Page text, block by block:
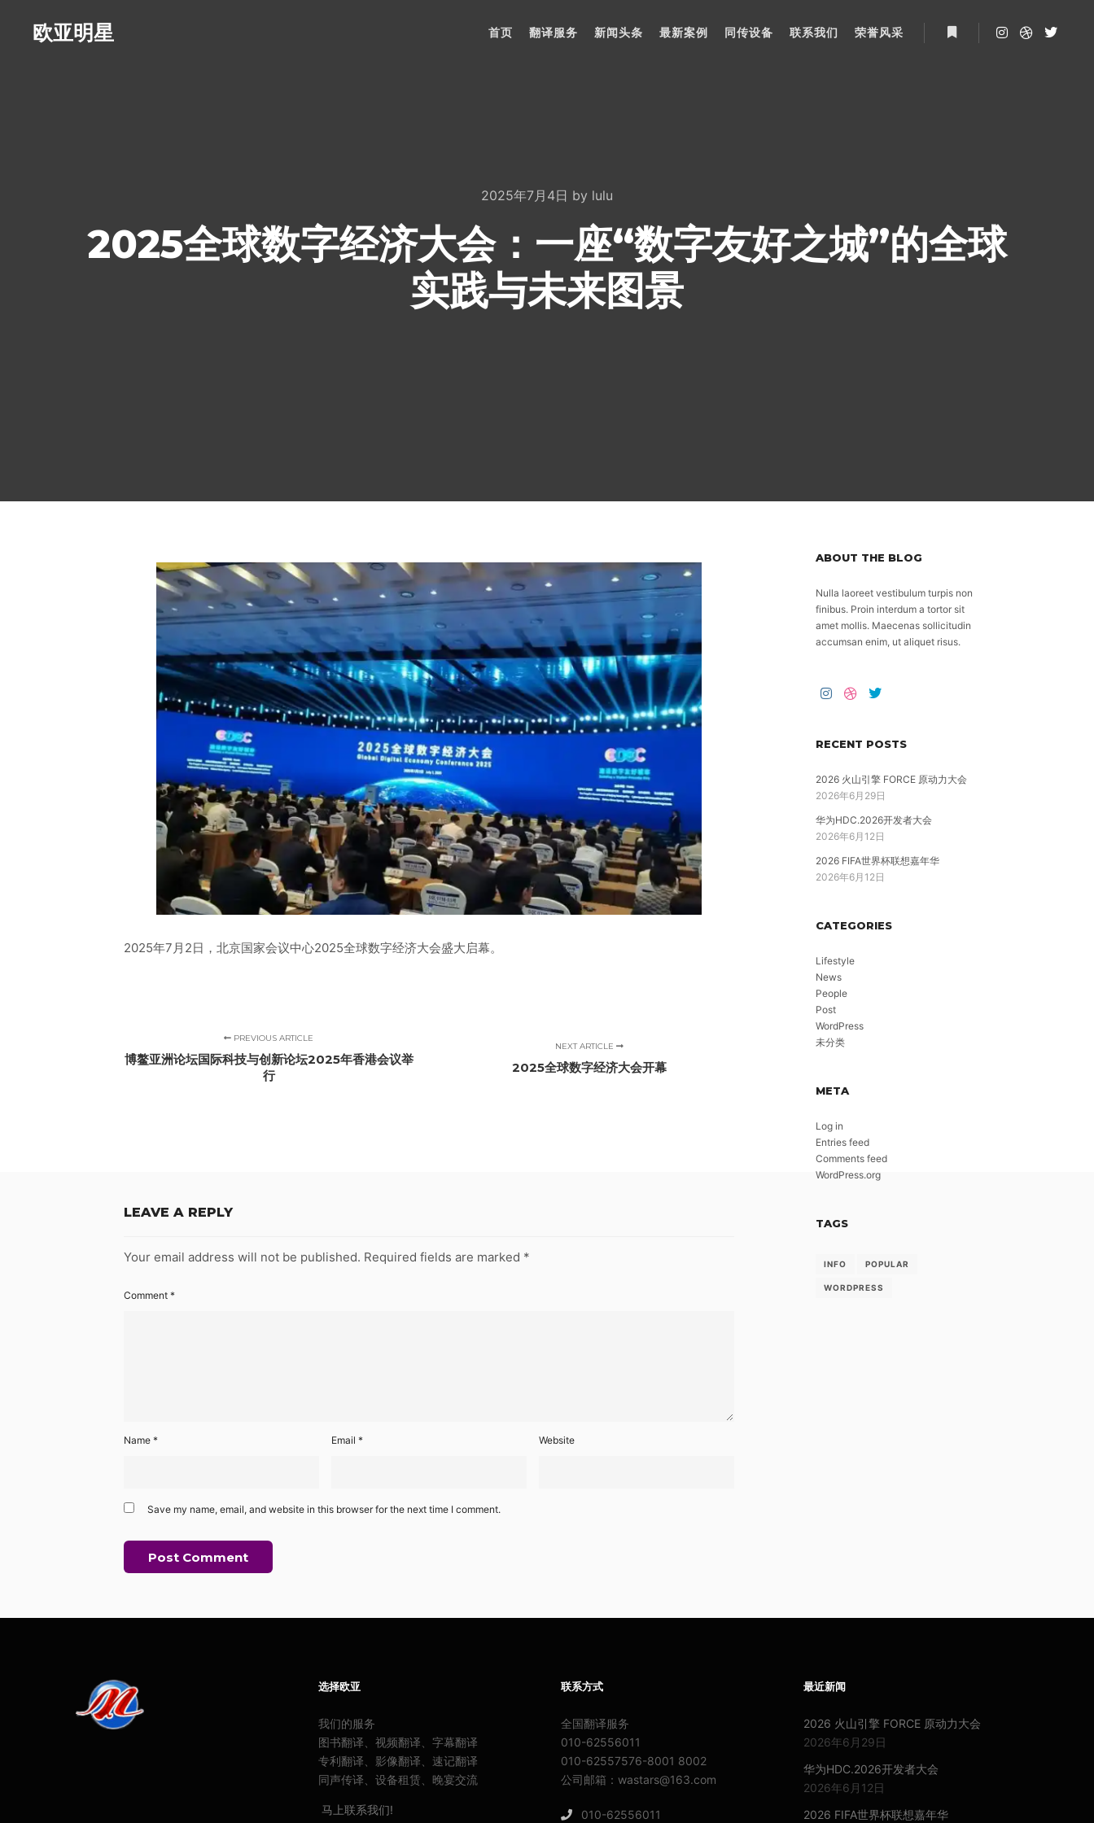
欧亚明星 首页 翻译服务 新闻头条 最新案例 同传设备 联系我们 荣誉风采
2025年7月4日 by lulu
2025全球数字经济大会：一座“数字友好之城”的全球
实践与未来图景
2025年7月2日，北京国家会议中心2025全球数字经济大会盛大启幕。
PREVIOUS ARTICLE
博鳌亚洲论坛国际科技与创新论坛2025年香港会议举
行
NEXT ARTICLE
2025全球数字经济大会开幕
LEAVE A REPLY
Your email address will not be published. Required fields are marked *
Comment *
Name * Email * Website
Save my name, email, and website in this browser for the next time I comment.
ABOUT THE BLOG
Nulla laoreet vestibulum turpis non
finibus. Proin interdum a tortor sit
amet mollis. Maecenas sollicitudin
accumsan enim, ut aliquet risus.
RECENT POSTS
2026 火山引擎 FORCE 原动力大会
2026年6月29日
华为HDC.2026开发者大会
2026年6月12日
2026 FIFA世界杯联想嘉年华
2026年6月12日
CATEGORIES
Lifestyle
News
People
Post
WordPress
未分类
META
Log in
Entries feed
Comments feed
WordPress.org
TAGS
INFO POPULAR
WORDPRESS
选择欧亚
我们的服务
图书翻译、视频翻译、字幕翻译
专利翻译、影像翻译、速记翻译
同声传译、设备租赁、晚宴交流
马上联系我们!
联系方式
全国翻译服务
010-62556011
010-62557576-8001 8002
公司邮箱：wastars@163.com
010-62556011
最近新闻
2026 火山引擎 FORCE 原动力大会
2026年6月29日
华为HDC.2026开发者大会
2026年6月12日
2026 FIFA世界杯联想嘉年华